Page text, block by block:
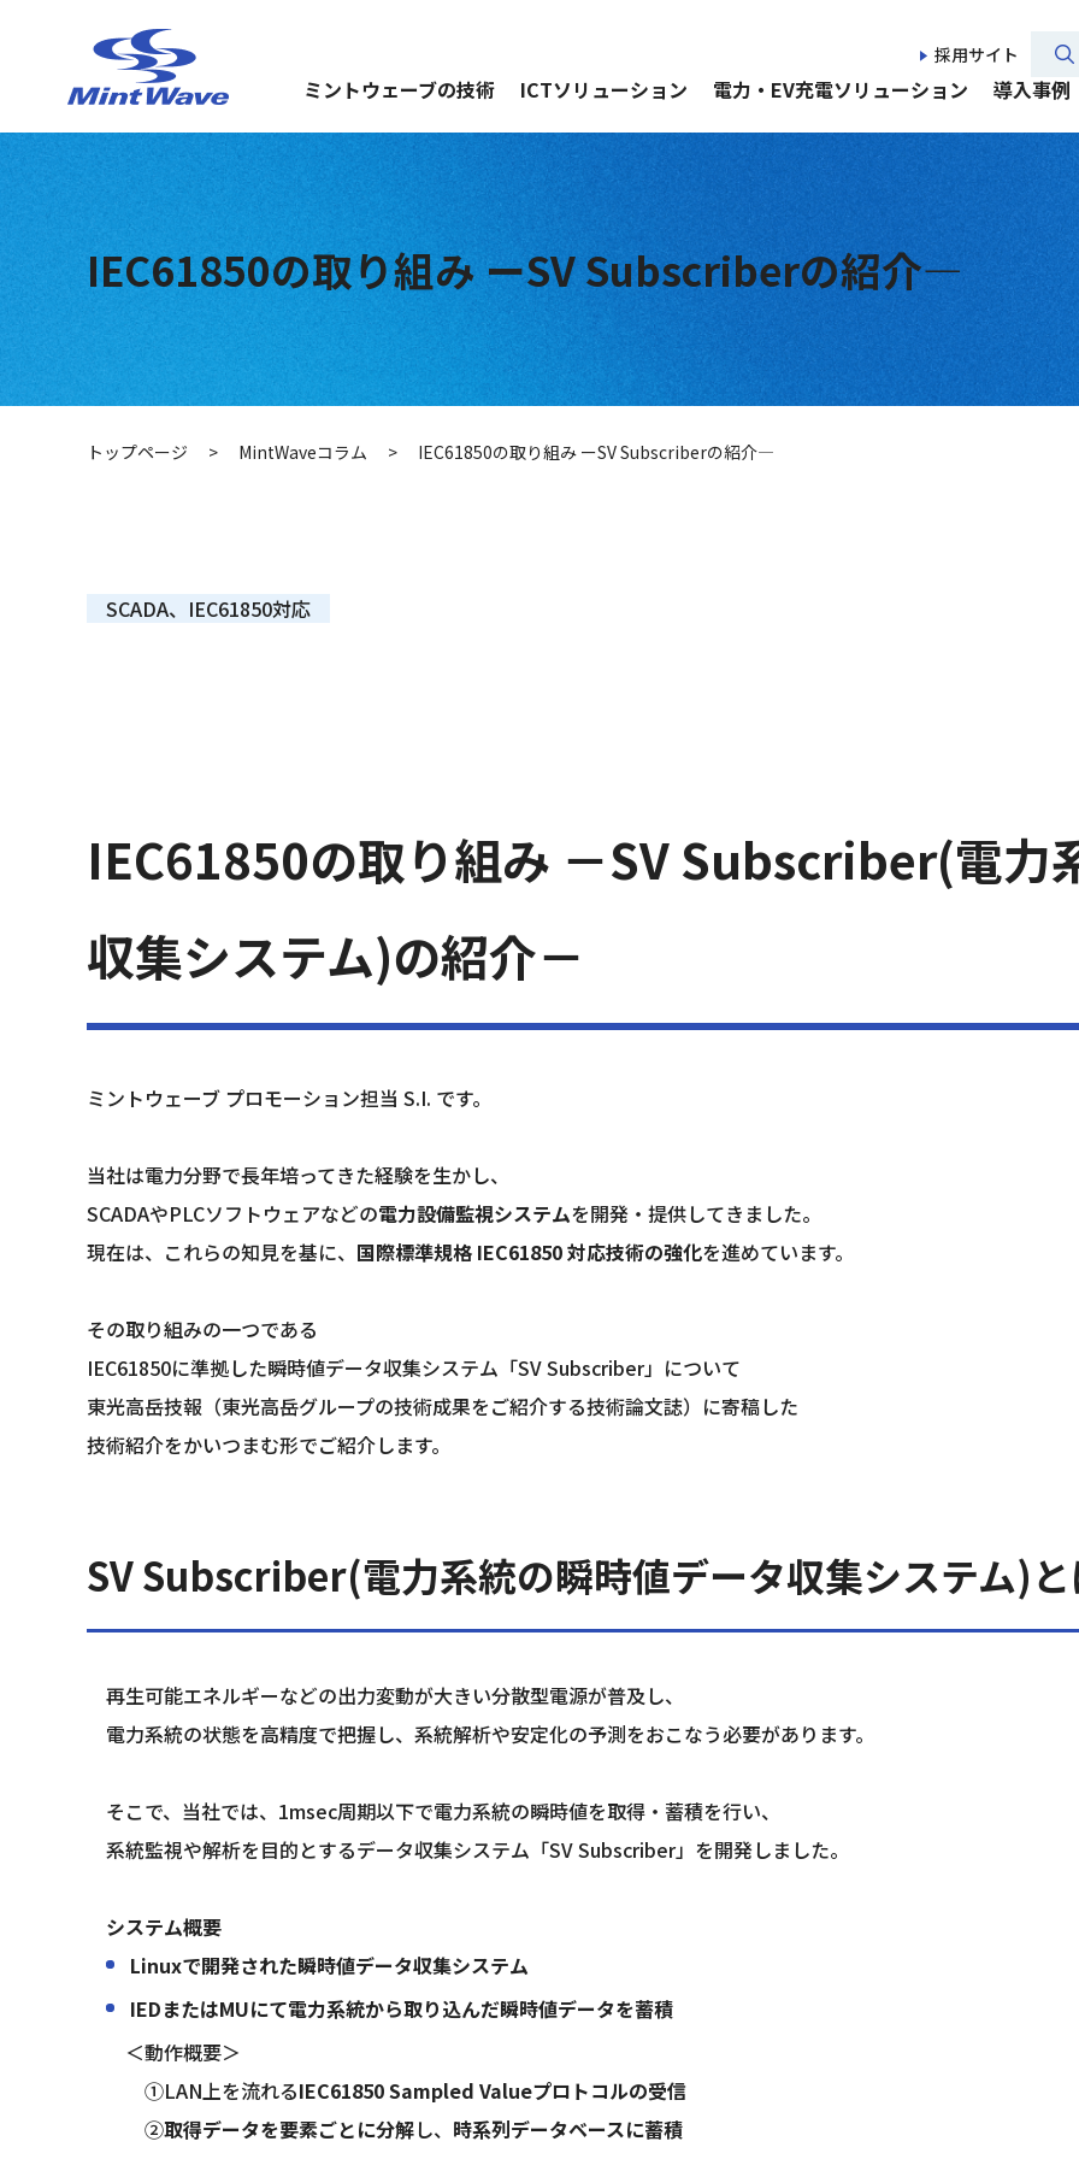
採用サイト
ミントウェーブの技術 ICTソリューション 電力・EV充電ソリューション 導入事例
IEC61850の取り組み ーSV Subscriberの紹介―
トップページ > MintWaveコラム > IEC61850の取り組み ーSV Subscriberの紹介―
SCADA、IEC61850対応
IEC61850の取り組み －SV Subscriber(電力
収集システム)の紹介－
ミントウェーブ プロモーション担当 S.I. です。
当社は電力分野で長年培ってきた経験を生かし、
SCADAやPLCソフトウェアなどの電力設備監視システムを開発・提供してきました。
現在は、これらの知見を基に、 国際標準規格 IEC61850 対応技術の強化を進めています。
その取り組みの一つである
IEC61850に準拠した瞬時値データ収集システム「SV Subscriber」について
東光高岳技報（東光高岳グループの技術成果をご紹介する技術論文誌）に寄稿した
技術紹介をかいつまむ形でご紹介します。
SV Subscriber(電力系統の瞬時値データ収集システム)
再生可能エネルギーなどの出力変動が大きい分散型電源が普及し、
電力系統の状態を高精度で把握し、系統解析や安定化の予測をおこなう必要があります。
そこで、当社では、1msec周期以下で電力系統の瞬時値を取得・蓄積を行い、
系統監視や解析を目的とするデータ収集システム「SV Subscriber」を開発しました。
システム概要
Linuxで開発された瞬時値データ収集システム
IEDまたはMUにて電力系統から取り込んだ瞬時値データを蓄積
＜動作概要＞
①LAN上を流れるIEC61850 Sampled Valueプロトコルの受信
②取得データを要素ごとに分解し、 時系列データベースに蓄積